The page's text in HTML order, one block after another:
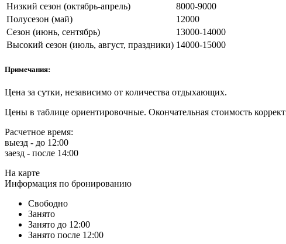
Низкий сезон (октябрь-апрель)
8000-9000
Полусезон (май)
12000
Сезон (июнь, сентябрь)
13000-14000
Высокий сезон (июль, август, праздники) 14000-15000
Примечания:
Цена за сутки, независимо от количества отдыхающих.
Цены в таблице ориентировочные. Окончательная стоимость
Расчетное время:
выезд - до 12:00
заезд - после 14:00
На карте
Информация по бронированию
Свободно
Занято
Занято до 12:00
Занято после 12:00